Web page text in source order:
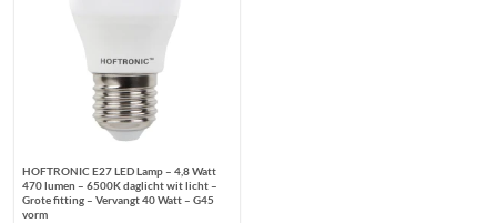
HOFTRONIC E27 LED Lamp – 4,8 Watt
470 lumen – 6500K daglicht wit licht –
Grote fitting – Vervangt 40 Watt – G45
vorm